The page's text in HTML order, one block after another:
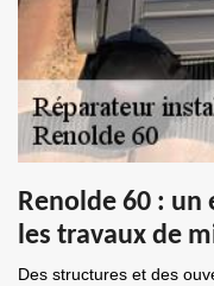
Renolde 60 :
les travaux de
Des structures et des